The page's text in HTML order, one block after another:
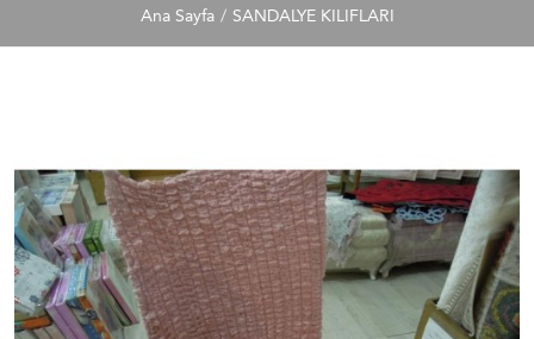
Ana Sayfa SANDALYE KILIFLARI